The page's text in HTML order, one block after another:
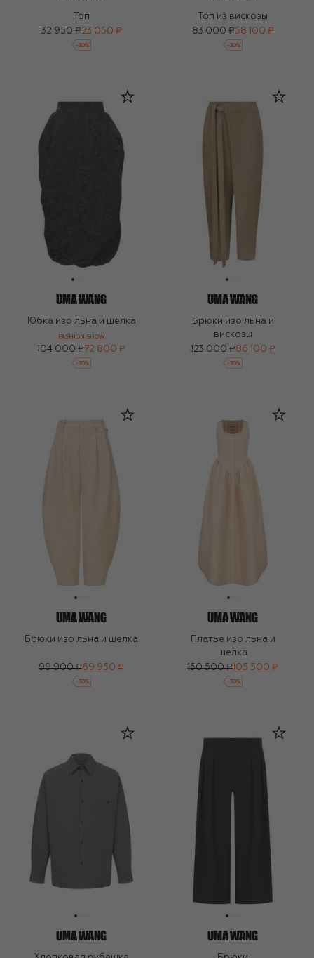
Топ
32 950 ₽23 050 ₽
-30%
Топ из вискозы
83 000 ₽58 100 ₽
-30%
Юбка изо льна и шелка
FASHION SHOW
104 000 ₽72 800 ₽
-30%
Брюки изо льна и
вискозы
123 000 ₽86 100 ₽
-30%
Брюки изо льна и шелка
99 900 ₽69 950 ₽
-30%
Платье изо льна и
шелка
150 500 ₽ 105 500 ₽
-30%